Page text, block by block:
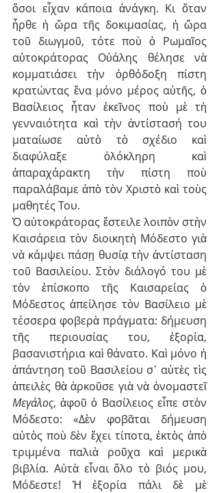
ὅσοι εἶχαν κάποια ἀνάγκη. Κι ὅταν
ἦρθε ἡ ὥρα τῆς δοκιμασίας, ἡ ὥρα
τοῦ διωγμοῦ, τότε ποὺ ὁ Ρωμαῖος
αὐτοκράτορας Οὐάλης θέλησε νὰ
κομματιάσει τὴν ὀρθόδοξη πίστη
κρατώντας ἕνα μόνο μέρος αὐτῆς, ὁ
Βασίλειος ἦταν ἐκεῖνος ποὺ μὲ τὴ
γενναιότητα καὶ τὴν ἀντίστασή του
ματαίωσε αὐτὸ τὸ σχέδιο καὶ
διαφύλαξε ὁλόκληρη καὶ
ἀπαραχάρακτη τὴν πίστη ποὺ
παραλάβαμε ἀπὸ τὸν Χριστὸ καὶ τοὺς
μαθητές Του.
Ὁ αὐτοκράτορας ἔστειλε λοιπὸν στὴν
Καισάρεια τὸν διοικητὴ Μόδεστο γιὰ
νὰ κάμψει πάσῃ θυσίᾳ τὴν ἀντίσταση
τοῦ Βασιλείου. Στὸν διάλογό του μὲ
τὸν ἐπίσκοπο τῆς Καισαρείας ὁ
Μόδεστος ἀπείλησε τὸν Βασίλειο μὲ
τέσσερα φοβερὰ πράγματα: δήμευση
τῆς περιουσίας του, ἐξορία,
βασανιστήρια καὶ θάνατο. Καὶ μόνο ἡ
ἀπάντηση τοῦ Βασιλείου σ᾽ αὐτὲς τὶς
ἀπειλὲς θὰ ἀρκοῦσε γιὰ νὰ ὀνομαστεῖ
Μεγάλος, ἀφοῦ ὁ Βασίλειος εἶπε στὸν
Μόδεστο: «Δὲν φοβᾶται δήμευση
αὐτὸς ποὺ δὲν ἔχει τίποτα, ἐκτὸς ἀπὸ
τριμμένα παλιὰ ροῦχα καὶ μερικὰ
βιβλία. Αὐτὰ εἶναι ὅλο τὸ βιός μου,
Μόδεστε! Ἡ ἐξορία πάλι δὲ μὲ